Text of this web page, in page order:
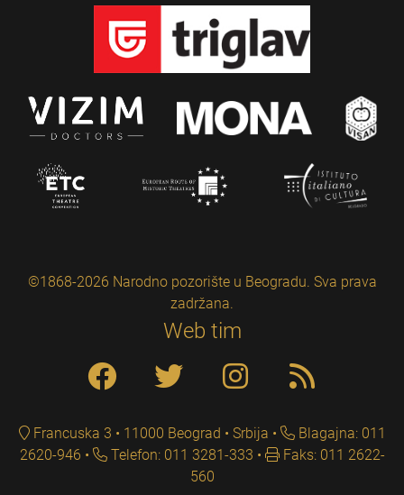
©1868-2026 Narodno pozorište u Beogradu. Sva prava
zadržana.
Web tim
Francuska 3 • 11000 Beograd • Srbija
Blagajna: 011
2620-946
Telefon: 011 3281-333
Faks: 011 2622-
560